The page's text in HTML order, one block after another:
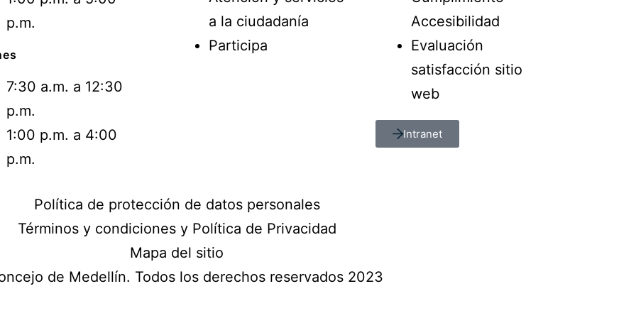
p.m.
7:30 a.m. a 12:30
p.m.
1:00 p.m. a 4:00
p.m.
a la ciudadanía
Participa
Accesibilidad
Evaluación
satisfacción sitio
web
Intranet
Política de protección de datos personales
Términos y condiciones y Política de Privacidad
Mapa del sitio
de Medellín. Todos los derechos reservados 2023